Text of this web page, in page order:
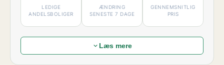
LEDIGE
ANDELSBOLIGER
ÆNDRING
SENESTE 7 DAGE
GENNEMSNITLIG
PRIS
Læs mere